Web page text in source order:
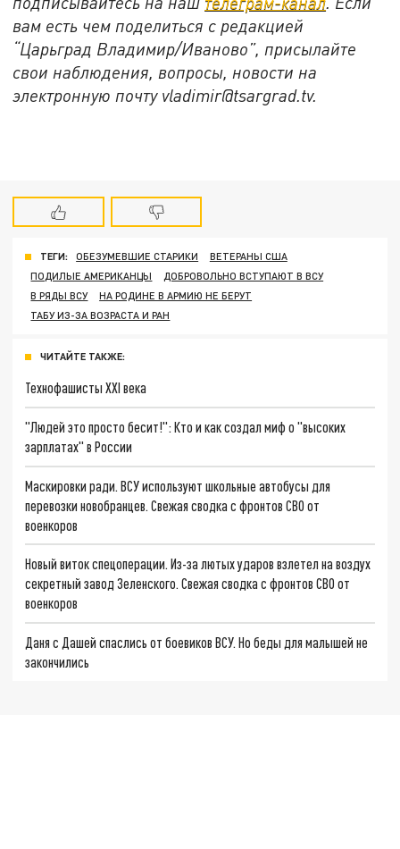
вам есть чем поделиться с редакцией
“Царьград Владимир/Иваново”, присылайте
свои наблюдения, вопросы, новости на
электронную почту vladimir@tsargrad.tv.
ТЕГИ: ОБЕЗУМЕВШИЕ СТАРИКИ
ВЕТЕРАНЫ США
ПОДИЛЫЕ АМЕРИКАНЦЫ
ДОБРОВОЛЬНО ВСТУПАЮТ В ВСУ
В РЯДЫ ВСУ
НА РОДИНЕ В АРМИЮ НЕ БЕРУТ
ТАБУ ИЗ-ЗА ВОЗРАСТА И РАН
ЧИТАЙТЕ ТАКЖЕ:
Технофашисты XXI века
"Людей это просто бесит!": Кто и как создал миф о "высоких
зарплатах" в России
Маскировки ради. ВСУ используют школьные автобусы для
перевозки новобранцев. Свежая сводка с фронтов СВО от
военкоров
Новый виток спецоперации. Из-за лютых ударов взлетел на воздух
секретный завод Зеленского. Свежая сводка с фронтов СВО от
военкоров
Даня с Дашей спаслись от боевиков ВСУ. Но беды для малышей не
закончились